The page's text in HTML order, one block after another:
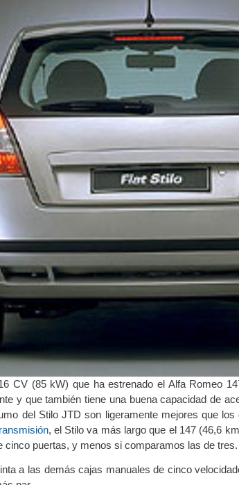
CV (85 kW) que ha estrenado el Alfa Romeo
y que también tiene una buena capacidad de
del Stilo JTD son ligeramente mejores que
, el Stilo va más largo que el 147 (46,6
puertas, y menos si comparamos las de tres.
a las demás cajas manuales de cinco